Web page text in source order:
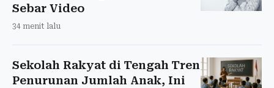
Sebar Video
34 menit lalu
Sekolah Rakyat di Tengah Tren
Penurunan Jumlah Anak, Ini